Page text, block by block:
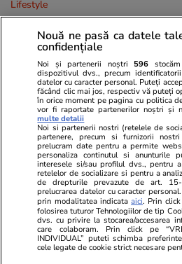
Lifestyle
Cum se face cafeaua la presa
franceză – cum funcționează și
care sunt avantajele
Lifestyle
Combinaţii răcoritoare de apă
cu fructe şi plante aromatice
pentru vară
Nouă ne pasă ca datele
confidențiale
Noi și partenerii noștri 596
dispozitivul dvs., precum
datelor cu caracter personal. Puteți
făcând clic mai jos, respectiv vă puteți
în orice moment pe pagina cu politica
vor fi raportate partenerilor noștri și
multe detalii
Noi si partenerii nostri (retelele de
partenere, precum si furnizorii
prelucram date pentru a permite
personaliza continutul si anunturile
interesele si/sau profilul dvs., pentru
retelelor de socializare si pentru a
de drepturile prevazute de art.
prelucrarea datelor cu caracter
prin modalitatea indicataaici. Prin click
folosirea tuturor Tehnologiilor de tip
dvs. cu privire la stocarea/accesarea
care colaboram. Prin click pe
INDIVIDUAL” puteti schimba
cele legate de cookie strict necesare